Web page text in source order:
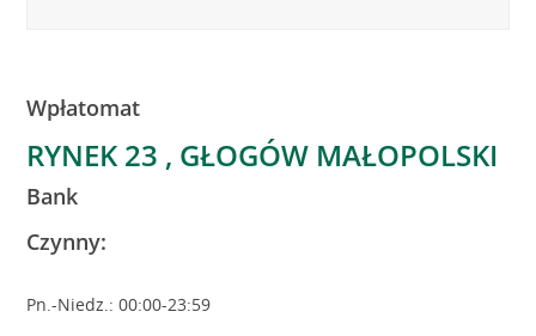
Wpłatomat
RYNEK 23 , GŁOGÓW MAŁOPOLSKI
Bank
Czynny:
Pn.-Niedz.: 00:00-23:59